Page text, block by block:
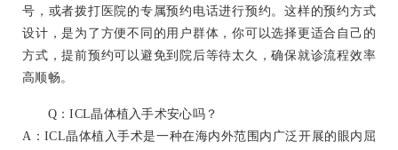
号，或者拨打医院的专属预约电话进行预约。这样的预约方式
设计，是为了方便不同的用户群体，你可以选择更适合自己的
方式，提前预约可以避免到院后等待太久，确保就诊流程效率
高顺畅。
Q：ICL晶体植入手术安心吗？
A：ICL晶体植入手术是一种在海内外范围内广泛开展的眼内屈